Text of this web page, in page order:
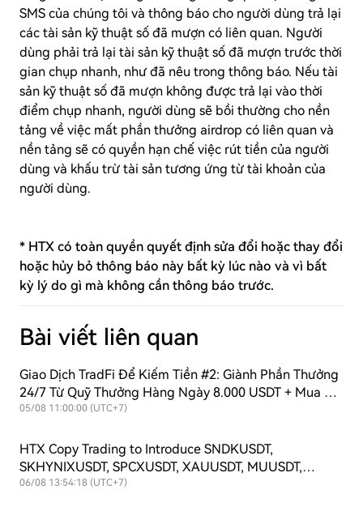
SMS của chúng tôi và thông báo cho người dùng trả lại
các tài sản kỹ thuật số đã mượn có liên quan. Người
dùng phải trả lại tài sản kỹ thuật số đã mượn trước thời
gian chụp nhanh, như đã nêu trong thông báo. Nếu tài
sản kỹ thuật số đã mượn không được trả lại vào thời
điểm chụp nhanh, người dùng sẽ bồi thường cho nền
tảng về việc mất phần thưởng airdrop có liên quan và
nền tảng sẽ có quyền hạn chế việc rút tiền của người
dùng và khấu trừ tài sản tương ứng từ tài khoản của
người dùng.
* HTX có toàn quyền quyết định sửa đổi hoặc thay đổi
hoặc hủy bỏ thông báo này bất kỳ lúc nào và vì bất
kỳ lý do gì mà không cần thông báo trước.
Bài viết liên quan
Giao Dịch TradFi Để Kiếm Tiền #2: Giành Phần Thưởng
24/7 Từ Quỹ Thưởng Hàng Ngày 8.000 USDT + Mua Lại
Liên Tục Để Hỗ Trợ Giá Trị $HTX!
05/08 11:00:00 (UTC+7)
HTX Copy Trading to Introduce SNDKUSDT,
SKHYNIXUSDT, SPCXUSDT, XAUUSDT, MUUSDT,
SKHYUSDT, SOXLUSDT and TSLAXUSDT Futures
06/08 13:54:18 (UTC+7)